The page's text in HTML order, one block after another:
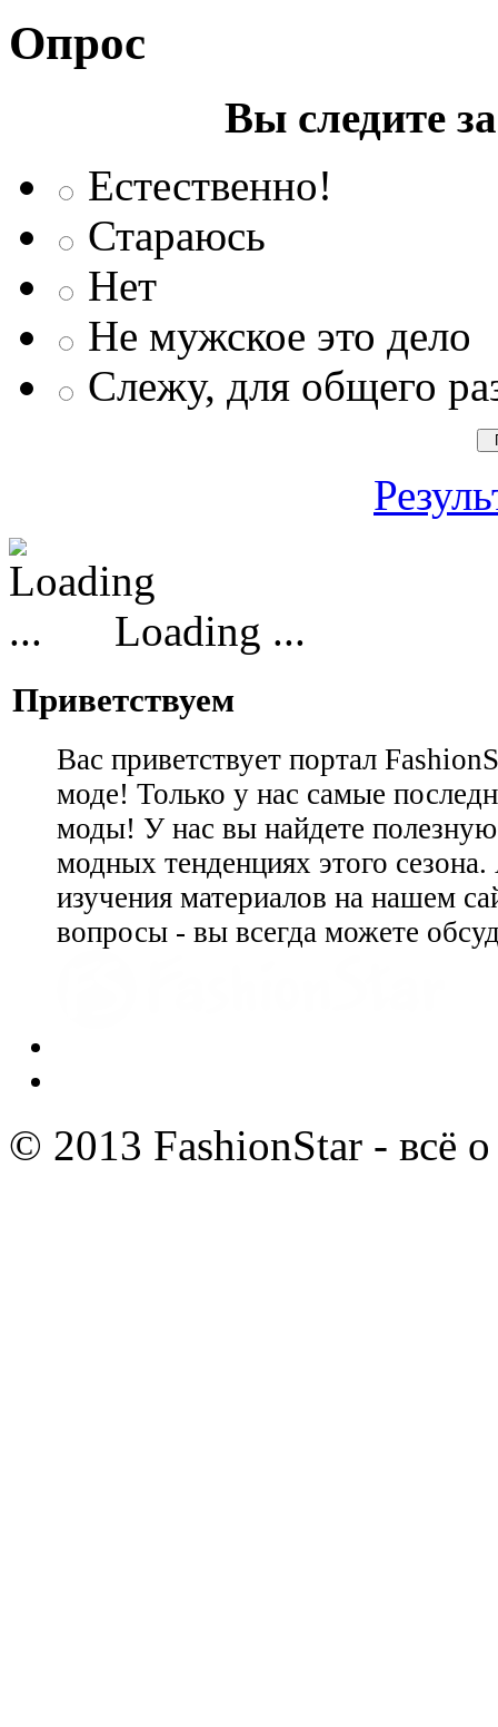
Опрос
Вы следите
Естественно!
Стараюсь
Нет
Не мужское это дело
Слежу, для общего
Loading ...
Приветствуем
Вас приветствует портал
моде! Только у нас самые
моды! У нас вы найдете
модных тенденциях этого
изучения материалов на нашем
вопросы - вы всегда можете
© 2013 FashionStar - всё